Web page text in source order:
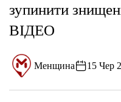
зупинити
ВІДЕО
Менщина 15 Чер